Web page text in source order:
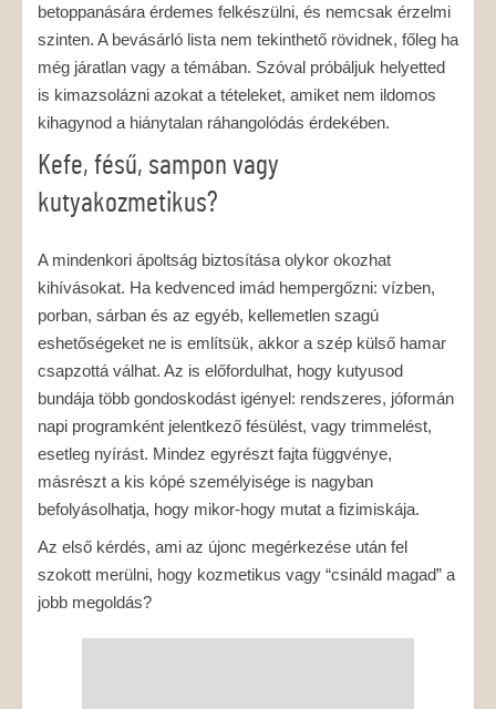
betoppanására érdemes felkészülni, és nemcsak érzelmi
szinten. A bevásárló lista nem tekinthető rövidnek, főleg ha
még járatlan vagy a témában. Szóval próbáljuk helyetted
is kimazsolázni azokat a tételeket, amiket nem ildomos
kihagynod a hiánytalan ráhangolódás érdekében.
Kefe, fésű, sampon vagy
kutyakozmetikus?
A mindenkori ápoltság biztosítása olykor okozhat
kihívásokat. Ha kedvenced imád hempergőzni: vízben,
porban, sárban és az egyéb, kellemetlen szagú
eshetőségeket ne is említsük, akkor a szép külső hamar
csapzottá válhat. Az is előfordulhat, hogy kutyusod
bundája több gondoskodást igényel: rendszeres, jóformán
napi programként jelentkező fésülést, vagy trimmelést,
esetleg nyírást. Mindez egyrészt fajta függvénye,
másrészt a kis kópé személyisége is nagyban
befolyásolhatja, hogy mikor-hogy mutat a fizimiskája.
Az első kérdés, ami az újonc megérkezése után fel
szokott merülni, hogy kozmetikus vagy “csináld magad” a
jobb megoldás?